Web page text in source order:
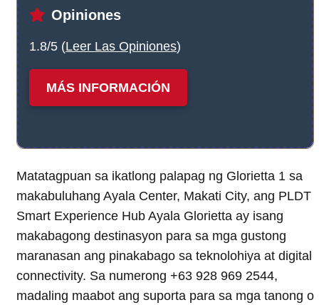
Opiniones
1.8/5 (Leer Las Opiniones)
MÁS INFORMACIÓN
Matatagpuan sa ikatlong palapag ng Glorietta 1 sa
makabuluhang Ayala Center, Makati City, ang PLDT
Smart Experience Hub Ayala Glorietta ay isang
makabagong destinasyon para sa mga gustong
maranasan ang pinakabago sa teknolohiya at digital
connectivity. Sa numerong +63 928 969 2544,
madaling maabot ang suporta para sa mga tanong o